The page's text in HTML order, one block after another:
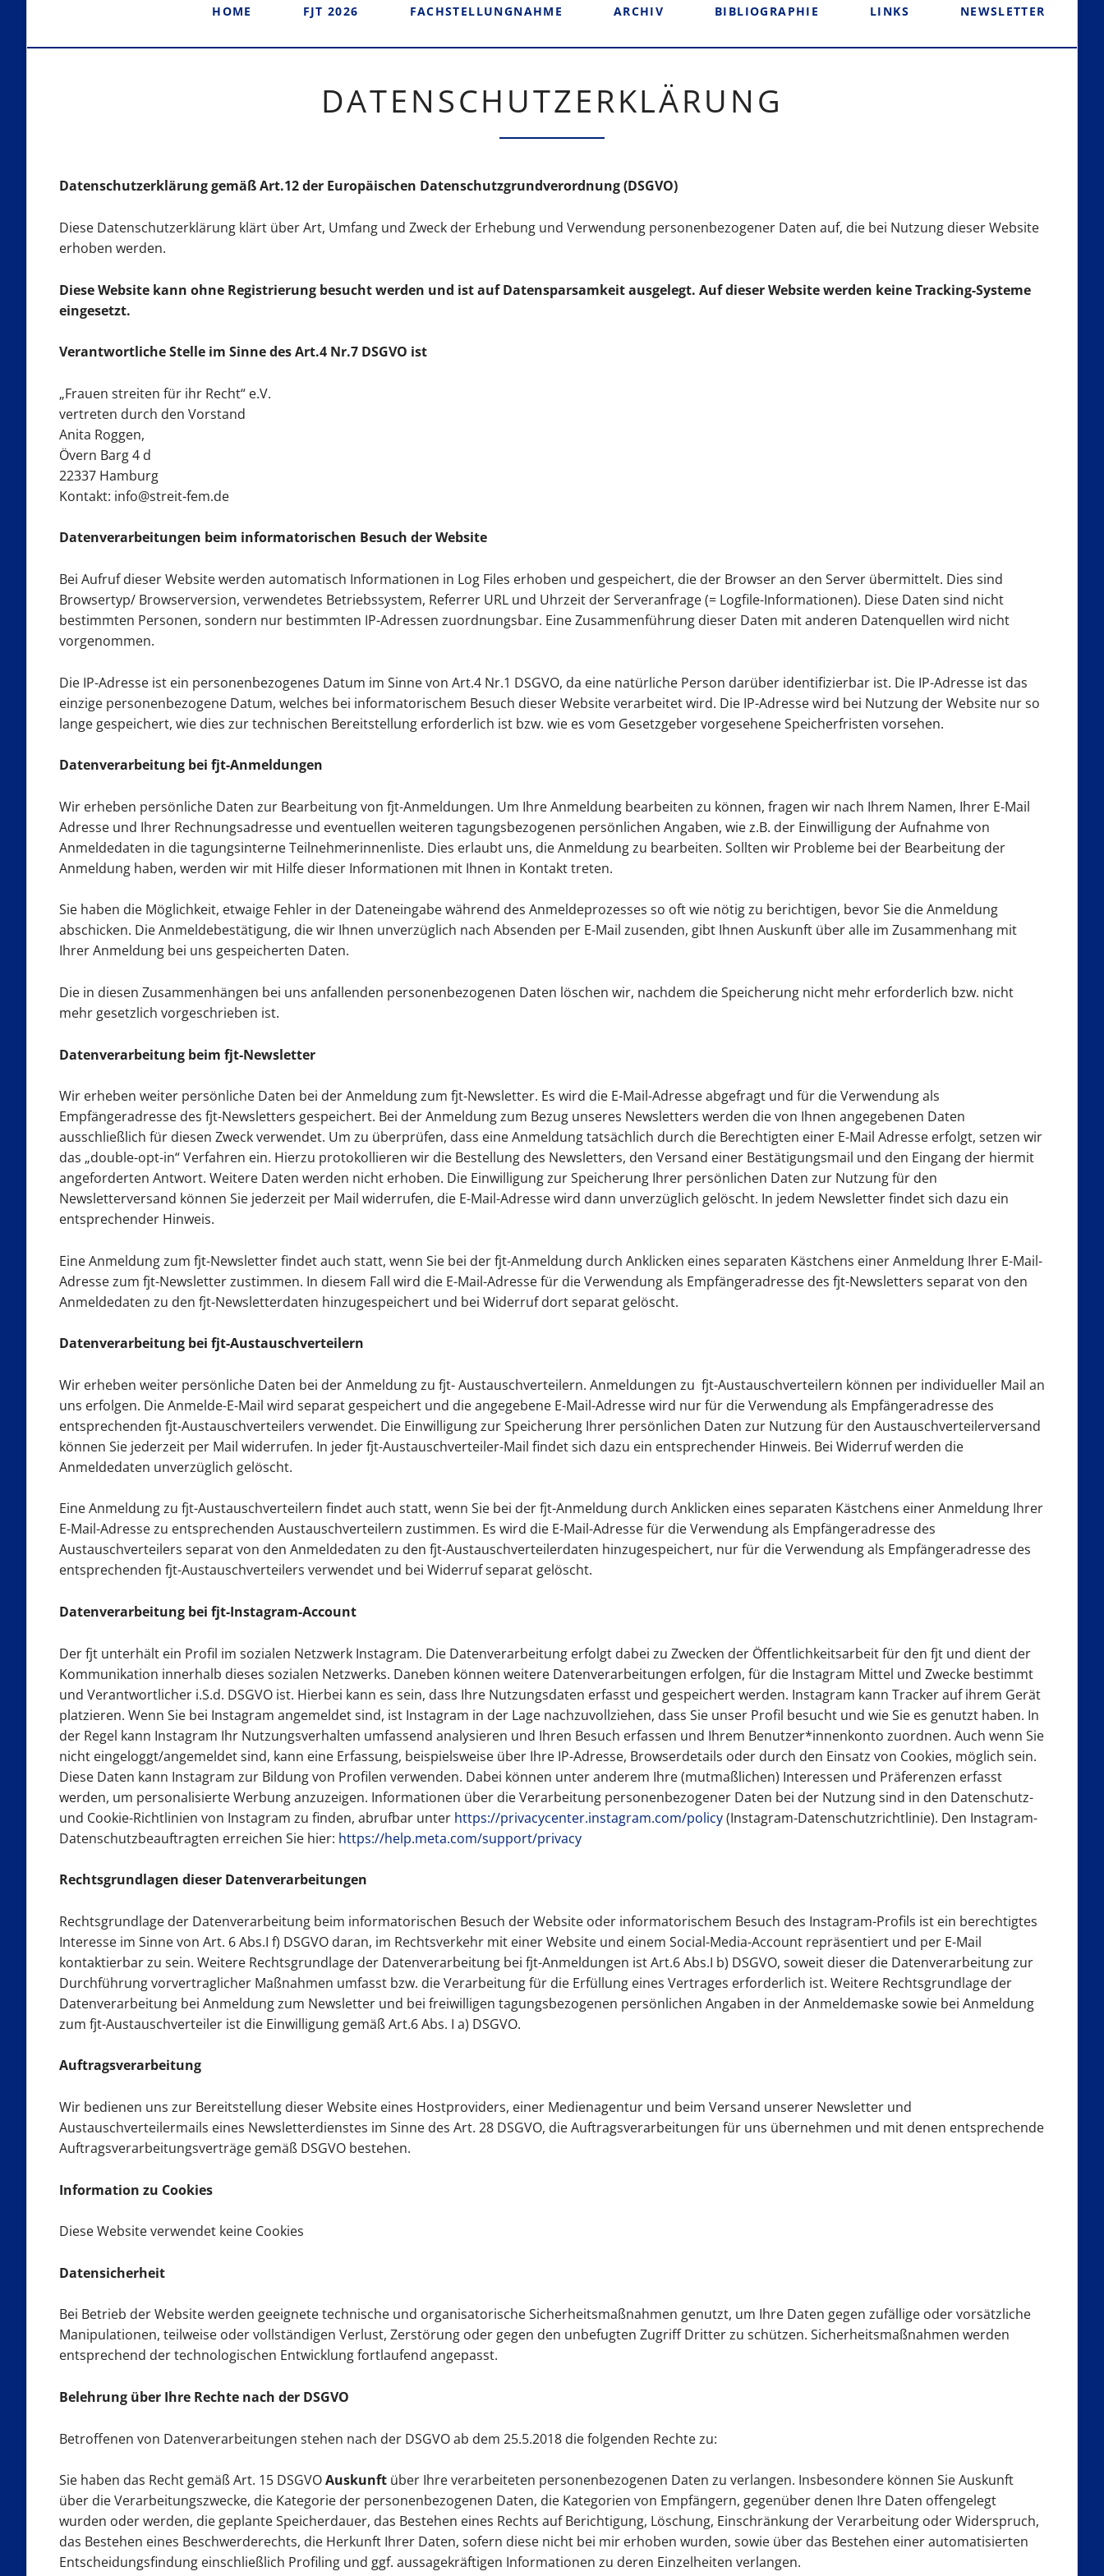
HOME FJT 2026 FACHSTELLUNGNAHME ARCHIV BIBLIOGRAPHIE LINKS NEWSLETTER
DATENSCHUTZERKLÄRUNG
Datenschutzerklärung gemäß Art.12 der Europäischen Datenschutzgrundverordnung (DSGVO)
Diese Datenschutzerklärung klärt über Art, Umfang und Zweck der Erhebung und Verwendung personenbezogener Daten auf, die bei Nutzung dieser Website
erhoben werden.
Diese Website kann ohne Registrierung besucht werden und ist auf Datensparsamkeit ausgelegt. Auf dieser Website werden keine Tracking-Systeme
eingesetzt.
Verantwortliche Stelle im Sinne des Art.4 Nr.7 DSGVO ist
„Frauen streiten für ihr Recht“ e.V.
vertreten durch den Vorstand
Anita Roggen,
Övern Barg 4 d
22337 Hamburg
Kontakt: info@streit-fem.de
Datenverarbeitungen beim informatorischen Besuch der Website
Bei Aufruf dieser Website werden automatisch Informationen in Log Files erhoben und gespeichert, die der Browser an den Server übermittelt. Dies sind
Browsertyp/ Browserversion, verwendetes Betriebssystem, Referrer URL und Uhrzeit der Serveranfrage (= Logfile-Informationen). Diese Daten sind nicht
bestimmten Personen, sondern nur bestimmten IP-Adressen zuordnungsbar. Eine Zusammenführung dieser Daten mit anderen Datenquellen wird nicht
vorgenommen.
Die IP-Adresse ist ein personenbezogenes Datum im Sinne von Art.4 Nr.1 DSGVO, da eine natürliche Person darüber identifizierbar ist. Die IP-Adresse ist das
einzige personenbezogene Datum, welches bei informatorischem Besuch dieser Website verarbeitet wird. Die IP-Adresse wird bei Nutzung der Website nur so
lange gespeichert, wie dies zur technischen Bereitstellung erforderlich ist bzw. wie es vom Gesetzgeber vorgesehene Speicherfristen vorsehen.
Datenverarbeitung bei fjt-Anmeldungen
Wir erheben persönliche Daten zur Bearbeitung von fjt-Anmeldungen. Um Ihre Anmeldung bearbeiten zu können, fragen wir nach Ihrem Namen, Ihrer E-Mail
Adresse und Ihrer Rechnungsadresse und eventuellen weiteren tagungsbezogenen persönlichen Angaben, wie z.B. der Einwilligung der Aufnahme von
Anmeldedaten in die tagungsinterne Teilnehmerinnenliste. Dies erlaubt uns, die Anmeldung zu bearbeiten. Sollten wir Probleme bei der Bearbeitung der
Anmeldung haben, werden wir mit Hilfe dieser Informationen mit Ihnen in Kontakt treten.
Sie haben die Möglichkeit, etwaige Fehler in der Dateneingabe während des Anmeldeprozesses so oft wie nötig zu berichtigen, bevor Sie die Anmeldung
abschicken. Die Anmeldebestätigung, die wir Ihnen unverzüglich nach Absenden per E-Mail zusenden, gibt Ihnen Auskunft über alle im Zusammenhang mit
Ihrer Anmeldung bei uns gespeicherten Daten.
Die in diesen Zusammenhängen bei uns anfallenden personenbezogenen Daten löschen wir, nachdem die Speicherung nicht mehr erforderlich bzw. nicht
mehr gesetzlich vorgeschrieben ist.
Datenverarbeitung beim fjt-Newsletter
Wir erheben weiter persönliche Daten bei der Anmeldung zum fjt-Newsletter. Es wird die E-Mail-Adresse abgefragt und für die Verwendung als
Empfängeradresse des fjt-Newsletters gespeichert. Bei der Anmeldung zum Bezug unseres Newsletters werden die von Ihnen angegebenen Daten
ausschließlich für diesen Zweck verwendet. Um zu überprüfen, dass eine Anmeldung tatsächlich durch die Berechtigten einer E-Mail Adresse erfolgt, setzen wir
das „double-opt-in“ Verfahren ein. Hierzu protokollieren wir die Bestellung des Newsletters, den Versand einer Bestätigungsmail und den Eingang der hiermit
angeforderten Antwort. Weitere Daten werden nicht erhoben. Die Einwilligung zur Speicherung Ihrer persönlichen Daten zur Nutzung für den
Newsletterversand können Sie jederzeit per Mail widerrufen, die E-Mail-Adresse wird dann unverzüglich gelöscht. In jedem Newsletter findet sich dazu ein
entsprechender Hinweis.
Eine Anmeldung zum fjt-Newsletter findet auch statt, wenn Sie bei der fjt-Anmeldung durch Anklicken eines separaten Kästchens einer Anmeldung Ihrer E-Mail-
Adresse zum fjt-Newsletter zustimmen. In diesem Fall wird die E-Mail-Adresse für die Verwendung als Empfängeradresse des fjt-Newsletters separat von den
Anmeldedaten zu den fjt-Newsletterdaten hinzugespeichert und bei Widerruf dort separat gelöscht.
Datenverarbeitung bei fjt-Austauschverteilern
Wir erheben weiter persönliche Daten bei der Anmeldung zu fjt- Austauschverteilern. Anmeldungen zu fjt-Austauschverteilern können per individueller Mail an
uns erfolgen. Die Anmelde-E-Mail wird separat gespeichert und die angegebene E-Mail-Adresse wird nur für die Verwendung als Empfängeradresse des
entsprechenden fjt-Austauschverteilers verwendet. Die Einwilligung zur Speicherung Ihrer persönlichen Daten zur Nutzung für den Austauschverteilerversand
können Sie jederzeit per Mail widerrufen. In jeder fjt-Austauschverteiler-Mail findet sich dazu ein entsprechender Hinweis. Bei Widerruf werden die
Anmeldedaten unverzüglich gelöscht.
Eine Anmeldung zu fjt-Austauschverteilern findet auch statt, wenn Sie bei der fjt-Anmeldung durch Anklicken eines separaten Kästchens einer Anmeldung Ihrer
E-Mail-Adresse zu entsprechenden Austauschverteilern zustimmen. Es wird die E-Mail-Adresse für die Verwendung als Empfängeradresse des
Austauschverteilers separat von den Anmeldedaten zu den fjt-Austauschverteilerdaten hinzugespeichert, nur für die Verwendung als Empfängeradresse des
entsprechenden fjt-Austauschverteilers verwendet und bei Widerruf separat gelöscht.
Datenverarbeitung bei fjt-Instagram-Account
Der fjt unterhält ein Profil im sozialen Netzwerk Instagram. Die Datenverarbeitung erfolgt dabei zu Zwecken der Öffentlichkeitsarbeit für den fjt und dient der
Kommunikation innerhalb dieses sozialen Netzwerks. Daneben können weitere Datenverarbeitungen erfolgen, für die Instagram Mittel und Zwecke bestimmt
und Verantwortlicher i.S.d. DSGVO ist. Hierbei kann es sein, dass Ihre Nutzungsdaten erfasst und gespeichert werden. Instagram kann Tracker auf ihrem Gerät
platzieren. Wenn Sie bei Instagram angemeldet sind, ist Instagram in der Lage nachzuvollziehen, dass Sie unser Profil besucht und wie Sie es genutzt haben. In
der Regel kann Instagram Ihr Nutzungsverhalten umfassend analysieren und Ihren Besuch erfassen und Ihrem Benutzer*innenkonto zuordnen. Auch wenn Sie
nicht eingeloggt/angemeldet sind, kann eine Erfassung, beispielsweise über Ihre IP-Adresse, Browserdetails oder durch den Einsatz von Cookies, möglich sein.
Diese Daten kann Instagram zur Bildung von Profilen verwenden. Dabei können unter anderem Ihre (mutmaßlichen) Interessen und Präferenzen erfasst
werden, um personalisierte Werbung anzuzeigen. Informationen über die Verarbeitung personenbezogener Daten bei der Nutzung sind in den Datenschutz-
und Cookie-Richtlinien von Instagram zu finden, abrufbar unter https://privacycenter.instagram.com/policy(Instagram-Datenschutzrichtlinie). Den Instagram-
Datenschutzbeauftragten erreichen Sie hier: https://help.meta.com/support/privacy
Rechtsgrundlagen dieser Datenverarbeitungen
Rechtsgrundlage der Datenverarbeitung beim informatorischen Besuch der Website oder informatorischem Besuch des Instagram-Profils ist ein berechtigtes
Interesse im Sinne von Art. 6 Abs.I f) DSGVO daran, im Rechtsverkehr mit einer Website und einem Social-Media-Account repräsentiert und per E-Mail
kontaktierbar zu sein. Weitere Rechtsgrundlage der Datenverarbeitung bei fjt-Anmeldungen ist Art.6 Abs.I b) DSGVO, soweit dieser die Datenverarbeitung zur
Durchführung vorvertraglicher Maßnahmen umfasst bzw. die Verarbeitung für die Erfüllung eines Vertrages erforderlich ist. Weitere Rechtsgrundlage der
Datenverarbeitung bei Anmeldung zum Newsletter und bei freiwilligen tagungsbezogenen persönlichen Angaben in der Anmeldemaske sowie bei Anmeldung
zum fjt-Austauschverteiler ist die Einwilligung gemäß Art.6 Abs. I a) DSGVO.
Auftragsverarbeitung
Wir bedienen uns zur Bereitstellung dieser Website eines Hostproviders, einer Medienagentur und beim Versand unserer Newsletter und
Austauschverteilermails eines Newsletterdienstes im Sinne des Art. 28 DSGVO, die Auftragsverarbeitungen für uns übernehmen und mit denen entsprechende
Auftragsverarbeitungsverträge gemäß DSGVO bestehen.
Information zu Cookies
Diese Website verwendet keine Cookies
Datensicherheit
Bei Betrieb der Website werden geeignete technische und organisatorische Sicherheitsmaßnahmen genutzt, um Ihre Daten gegen zufällige oder vorsätzliche
Manipulationen, teilweise oder vollständigen Verlust, Zerstörung oder gegen den unbefugten Zugriff Dritter zu schützen. Sicherheitsmaßnahmen werden
entsprechend der technologischen Entwicklung fortlaufend angepasst.
Belehrung über Ihre Rechte nach der DSGVO
Betroffenen von Datenverarbeitungen stehen nach der DSGVO ab dem 25.5.2018 die folgenden Rechte zu:
Sie haben das Recht gemäß Art. 15 DSGVOAuskunft über Ihre verarbeiteten personenbezogenen Daten zu verlangen. Insbesondere können Sie Auskunft
über die Verarbeitungszwecke, die Kategorie der personenbezogenen Daten, die Kategorien von Empfängern, gegenüber denen Ihre Daten offengelegt
wurden oder werden, die geplante Speicherdauer, das Bestehen eines Rechts auf Berichtigung, Löschung, Einschränkung der Verarbeitung oder Widerspruch,
das Bestehen eines Beschwerderechts, die Herkunft Ihrer Daten, sofern diese nicht bei mir erhoben wurden, sowie über das Bestehen einer automatisierten
Entscheidungsfindung einschließlich Profiling und ggf. aussagekräftigen Informationen zu deren Einzelheiten verlangen.